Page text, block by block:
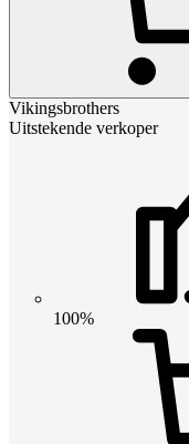
Vikingsbrothers
Uitstekende verkoper
100%